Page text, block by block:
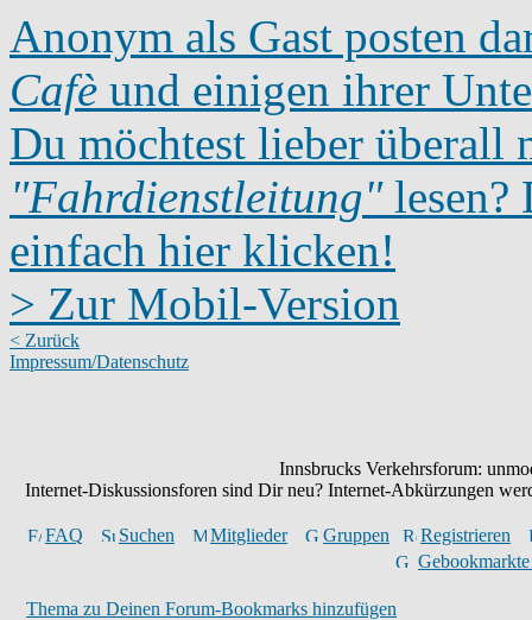
Anonym als Gast posten
Cafè und einigen ihrer
Du möchtest lieber überall
"Fahrdienstleitung"lesen?
einfach hier klicken!
> Zur Mobil-Version
< Zurück
Impressum/Datenschutz
Innsbrucks Verkehrsforum:
Internet-Diskussionsforen sind Dir neu? Internet-Abkürzungen
FAQ Suchen Mitglieder Gruppen
Registrieren
Thema zu Deinen Forum-Bookmarks hinzufügen